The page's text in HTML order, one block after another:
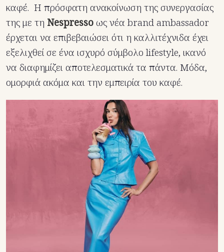
καφέ. Η πρόσφατη ανακοίνωση της συνεργασίας
της με τη Nespressoως νέα brand ambassador
έρχεται να επιβεβαιώσει ότι η καλλιτέχνιδα έχει
εξελιχθεί σε ένα ισχυρό σύμβολο lifestyle, ικανό
να διαφημίζει αποτελεσματικά τα πάντα. Μόδα,
ομορφιά ακόμα και την εμπειρία του καφέ.